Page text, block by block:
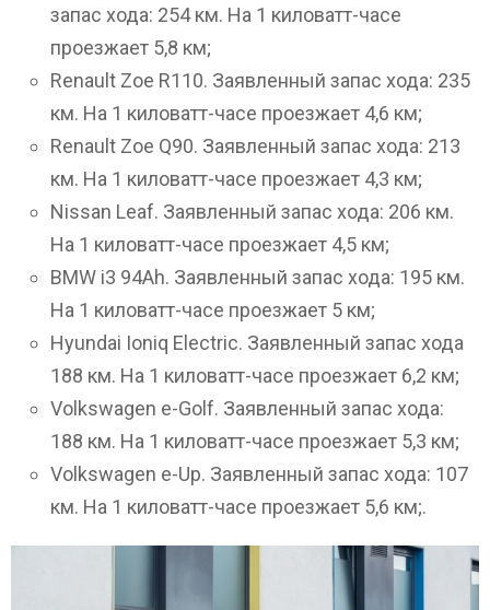
запас хода: 254 км. На 1 киловатт-часе
проезжает 5,8 км;
Renault Zoe R110. Заявленный запас хода: 235
км. На 1 киловатт-часе проезжает 4,6 км;
Renault Zoe Q90. Заявленный запас хода: 213
км. На 1 киловатт-часе проезжает 4,3 км;
Nissan Leaf. Заявленный запас хода: 206 км.
На 1 киловатт-часе проезжает 4,5 км;
BMW i3 94Ah. Заявленный запас хода: 195 км.
На 1 киловатт-часе проезжает 5 км;
Hyundai Ioniq Electric. Заявленный запас хода
188 км. На 1 киловатт-часе проезжает 6,2 км;
Volkswagen e-Golf. Заявленный запас хода:
188 км. На 1 киловатт-часе проезжает 5,3 км;
Volkswagen e-Up. Заявленный запас хода: 107
км. На 1 киловатт-часе проезжает 5,6 км;.